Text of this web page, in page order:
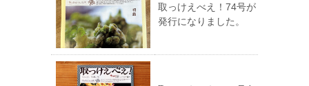
取っけえべえ！74号が
発行になりました。